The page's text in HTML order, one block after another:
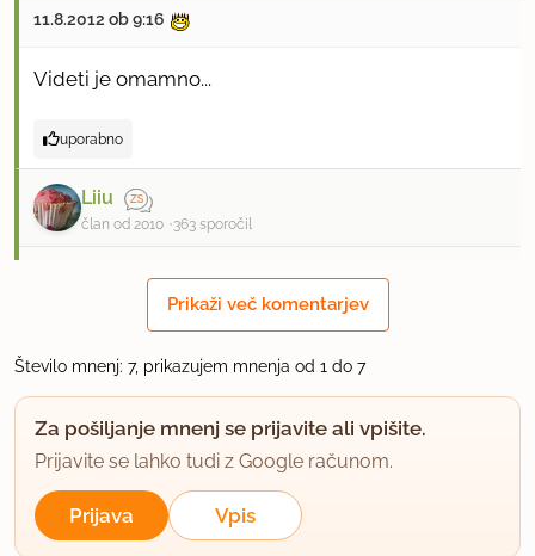
11.8.2012 ob 9:16
Videti je omamno...
uporabno
Liiu
član od 2010 363 sporočil
Dobre, sočne in ne preveč sladke.Delala pa sem iz
dvojnih količin :)
uporabno
član od 2009 484 sporočil
Prikaži več komentarjev
Število mnenj: 7, prikazujem mnenja od 1 do 7
Za pošiljanje mnenj se prijavite ali vpišite.
Prijavite se lahko tudi z Google računom.
Prijava Vpis